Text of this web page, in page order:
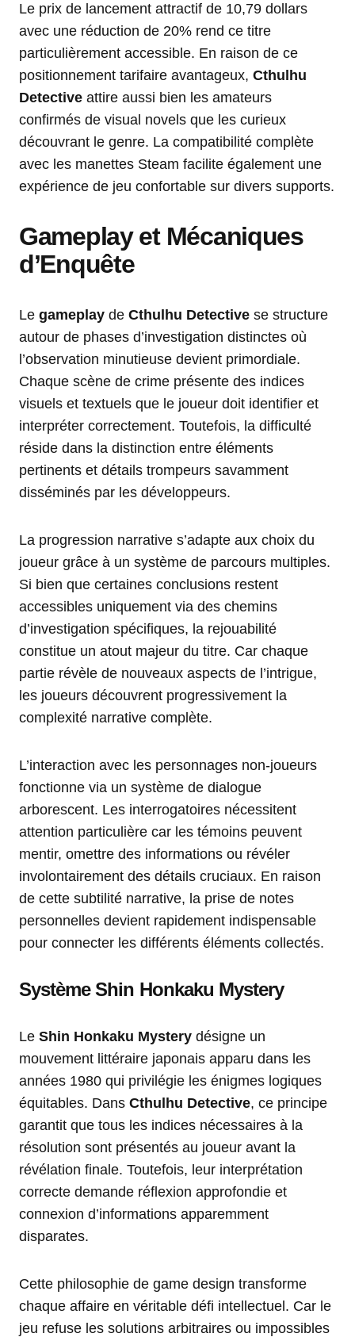
Le prix de lancement attractif de 10,79 dollars
avec une réduction de 20% rend ce titre
particulièrement accessible. En raison de ce
positionnement tarifaire avantageux, Cthulhu
Detective attire aussi bien les amateurs
confirmés de visual novels que les curieux
découvrant le genre. La compatibilité complète
avec les manettes Steam facilite également une
expérience de jeu confortable sur divers supports.
Gameplay et Mécaniques
d’Enquête
Le gameplay de Cthulhu Detective se structure
autour de phases d’investigation distinctes où
l’observation minutieuse devient primordiale.
Chaque scène de crime présente des indices
visuels et textuels que le joueur doit identifier et
interpréter correctement. Toutefois, la difficulté
réside dans la distinction entre éléments
pertinents et détails trompeurs savamment
disséminés par les développeurs.
La progression narrative s’adapte aux choix du
joueur grâce à un système de parcours multiples.
Si bien que certaines conclusions restent
accessibles uniquement via des chemins
d’investigation spécifiques, la rejouabilité
constitue un atout majeur du titre. Car chaque
partie révèle de nouveaux aspects de l’intrigue,
les joueurs découvrent progressivement la
complexité narrative complète.
L’interaction avec les personnages non-joueurs
fonctionne via un système de dialogue
arborescent. Les interrogatoires nécessitent
attention particulière car les témoins peuvent
mentir, omettre des informations ou révéler
involontairement des détails cruciaux. En raison
de cette subtilité narrative, la prise de notes
personnelles devient rapidement indispensable
pour connecter les différents éléments collectés.
Système Shin Honkaku Mystery
Le Shin Honkaku Mystery désigne un
mouvement littéraire japonais apparu dans les
années 1980 qui privilégie les énigmes logiques
équitables. Dans Cthulhu Detective, ce principe
garantit que tous les indices nécessaires à la
résolution sont présentés au joueur avant la
révélation finale. Toutefois, leur interprétation
correcte demande réflexion approfondie et
connexion d’informations apparemment
disparates.
Cette philosophie de game design transforme
chaque affaire en véritable défi intellectuel. Car le
jeu refuse les solutions arbitraires ou impossibles